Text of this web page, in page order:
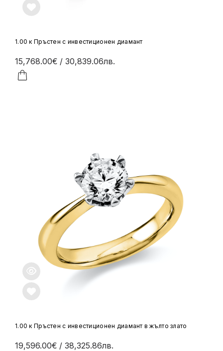
1.00 к Пръстен с инвестиционен диамант
15,768.00€ / 30,839.06лв.
1.00 к Пръстен с инвестиционен диамант в жълто злато
19,596.00€ / 38,325.86лв.